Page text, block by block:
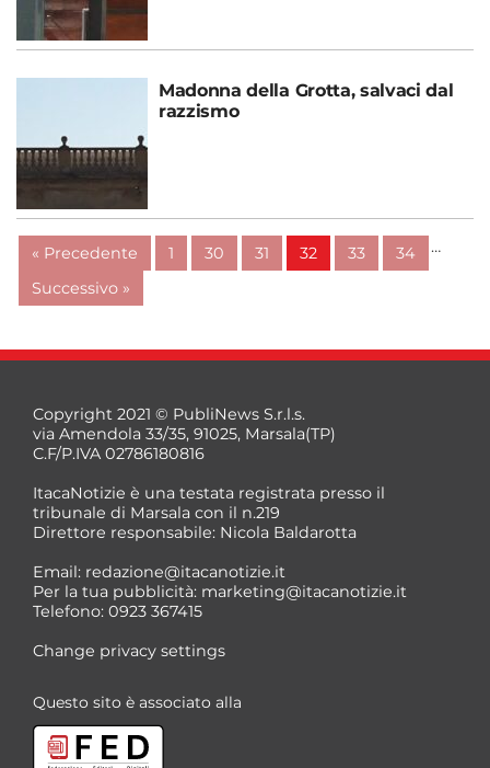
Madonna della Grotta, salvaci dal
razzismo
« Precedente 1 …
30 31 32 33
34
Successivo »
Copyright 2021 © PubliNews S.r.l.s.
via Amendola 33/35, 91025, Marsala(TP)
C.F/P.IVA 02786180816
ItacaNotizie è una testata registrata presso il
tribunale di Marsala con il n.219
Direttore responsabile: Nicola Baldarotta
Email: redazione@itacanotizie.it
Per la tua pubblicità: marketing@itacanotizie.it
Telefono: 0923 367415
Change privacy settings
Questo sito è associato alla